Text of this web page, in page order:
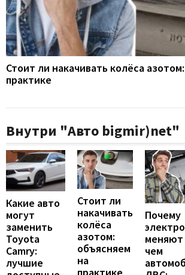
Стоит ли накачивать колёса
практике
Внутри "Авто bigmir)net"
Какие авто
могут
заменить
Toyota
Camry:
лучшие
Стоит ли
накачивать
колёса
азотом:
объясняем
на
Почему
чем